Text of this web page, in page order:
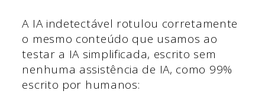
A IA indetectável rotulou corretamente
o mesmo conteúdo que usamos ao
testar a IA simplificada, escrito sem
nenhuma assistência de IA, como 99%
escrito por humanos: